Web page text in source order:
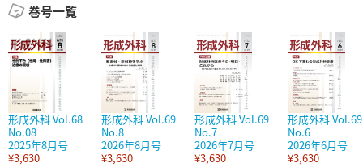
巻号一覧
形成外科 Vol.68
No.08
2025年8月号
¥3,630
形成外科 Vol.69
No.8
2026年8月号
¥3,630
形成外科 Vol.69
No.7
2026年7月号
¥3,630
形成外科 Vol.69
No.6
2026年6月号
¥3,630